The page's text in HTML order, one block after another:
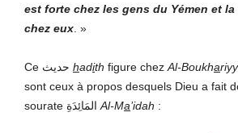
est forte chez les gens du Yémen et
chez eux . »
Ce حديث hadith figure chez Al-Boukhariyy
sont ceux à propos desquels Dieu a fait
Al-Ma’idah :